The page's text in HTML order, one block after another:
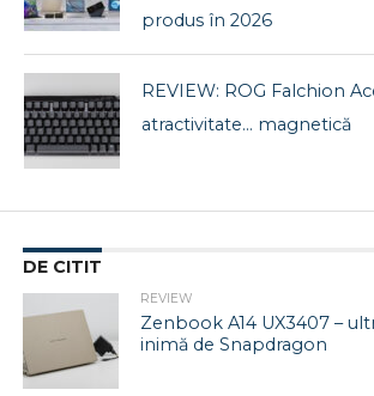
produs în 2026
REVIEW: ROG Falchion
atractivitate… magnetică
DE CITIT
REVIEW
Zenbook A14 UX3407 –
inimă de Snapdragon